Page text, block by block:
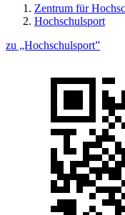
Zentrum für
Hochschulsport
zu „Hochschulsport”